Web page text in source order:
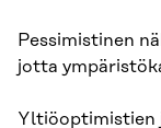
Pessimistinen
jotta
Yltiöoptimistien